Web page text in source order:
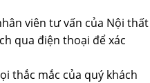
viên tư vấn của Nội thất
qua điện thoại để xác
thắc mắc của quý khách